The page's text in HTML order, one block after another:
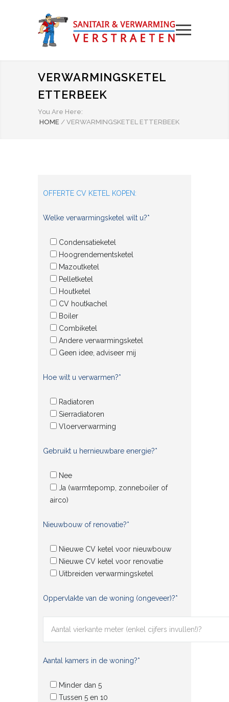
VERWARMINGSKETEL
ETTERBEEK
You Are Here:
HOME / VERWARMINGSKETEL ETTERBEEK
OFFERTE CV KETEL KOPEN:
Welke verwarmingsketel wilt u?*
Condensatieketel
Hoogrendementsketel
Mazoutketel
Pelletketel
Houtketel
CV houtkachel
Boiler
Combiketel
Andere verwarmingsketel
Geen idee, adviseer mij
Hoe wilt u verwarmen?*
Radiatoren
Sierradiatoren
Vloerverwarming
Gebruikt u hernieuwbare energie?*
Nee
Ja (warmtepomp, zonneboiler of
airco)
Nieuwbouw of renovatie?*
Nieuwe CV ketel voor nieuwbouw
Nieuwe CV ketel voor renovatie
Uitbreiden verwarmingsketel
Oppervlakte van de woning (ongeveer)?*
Aantal kamers in de woning?*
Minder dan 5
Tussen 5 en 10